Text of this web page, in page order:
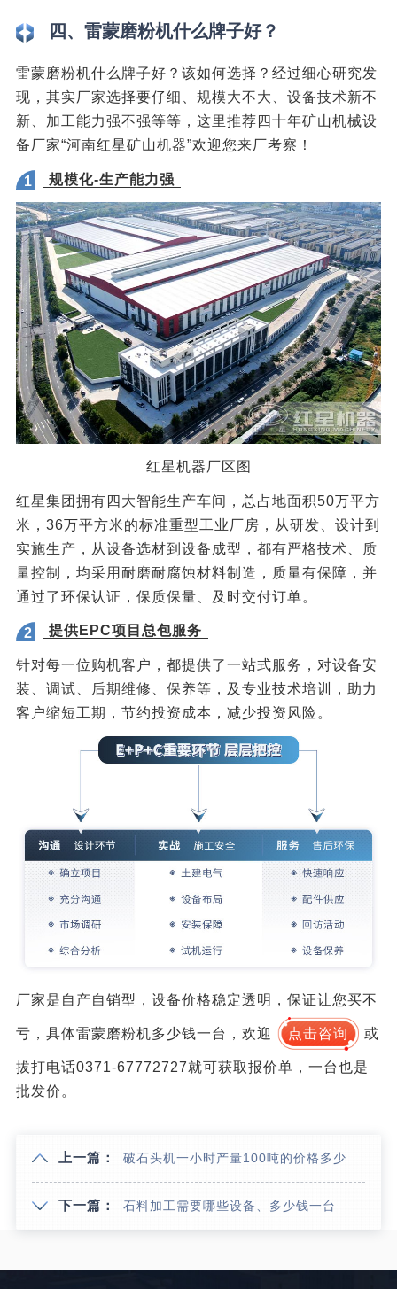
四、雷蒙磨粉机什么牌子好？
雷蒙磨粉机什么牌子好？该如何选择？经过细心研究发
现，其实厂家选择要仔细、规模大不大、设备技术新不
新、加工能力强不强等等，这里推荐四十年矿山机械设
备厂家“河南红星矿山机器”欢迎您来厂考察！
1 规模化-生产能力强
红星机器厂区图
红星集团拥有四大智能生产车间，总占地面积50万平方
米，36万平方米的标准重型工业厂房，从研发、设计到
实施生产，从设备选材到设备成型，都有严格技术、质
量控制，均采用耐磨耐腐蚀材料制造，质量有保障，并
通过了环保认证，保质保量、及时交付订单。
2 提供EPC项目总包服务
针对每一位购机客户，都提供了一站式服务，对设备安
装、调试、后期维修、保养等，及专业技术培训，助力
客户缩短工期，节约投资成本，减少投资风险。
厂家是自产自销型，设备价格稳定透明，保证让您买不
亏，具体雷蒙磨粉机多少钱一台，欢迎 点击咨询 或
拔打电话0371-67772727就可获取报价单，一台也是
批发价。
上一篇： 破石头机一小时产量100吨的价格多少
下一篇： 石料加工需要哪些设备、多少钱一台